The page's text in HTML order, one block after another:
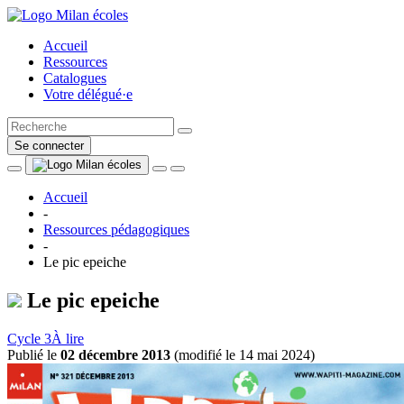
Accueil
Ressources
Catalogues
Votre délégué·e
Se connecter
Accueil
-
Ressources pédagogiques
-
Le pic epeiche
Le pic epeiche
Cycle 3À lire
Publié le 02 décembre 2013 (modifié le 14 mai 2024)